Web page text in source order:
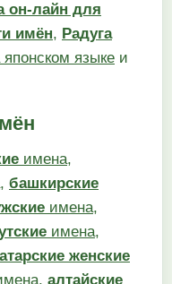
он-лайн для
имён, Радуга
языке и
имена,
, башкирские
имена,
имена,
женские
, алтайские